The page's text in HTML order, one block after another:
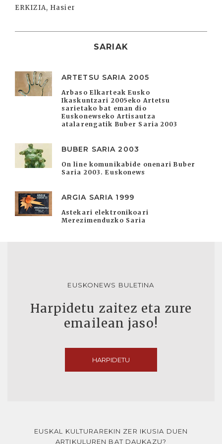
ERKIZIA, Hasier
SARIAK
ARTETSU SARIA 2005
Arbaso Elkarteak Eusko
Ikaskuntzari 2005eko Artetsu
sarietako bat eman dio
Euskonewseko Artisautza
atalarengatik Buber Saria 2003
BUBER SARIA 2003
On line komunikabide onenari Buber
Saria 2003. Euskonews
ARGIA SARIA 1999
Astekari elektronikoari
Merezimenduzko Saria
EUSKONEWS BULETINA
Harpidetu zaitez eta zure
emailean jaso!
HARPIDETU
EUSKAL KULTURAREKIN ZER IKUSIA DUEN
ARTIKULUREN BAT DAUKAZU?